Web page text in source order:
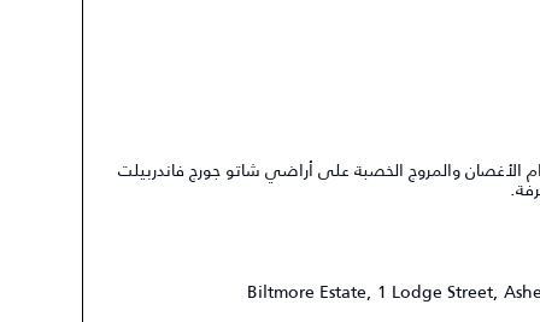
الأغصان والمروج الخصبة على أراضي شاتو جورج فاندربيلت
Biltmore Estate, 1 Lodge Street,